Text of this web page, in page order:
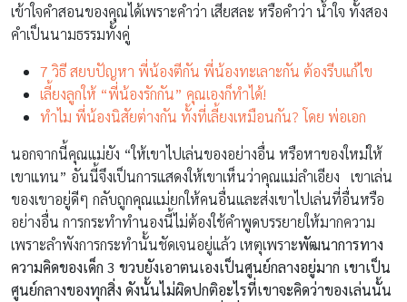
เข้าใจคำสอนของคุณได้เพราะคำว่า เสียสละ หรือคำว่า น้ำใจ ทั้งสอง
คำเป็นนามธรรมทั้งคู่
7 วิธี สยบปัญหา พี่น้องตีกัน พี่น้องทะเลาะกัน ต้องรีบแก้ไข
เลี้ยงลูกให้ “พี่น้องรักกัน” คุณเองก็ทำได้!
ทำไม พี่น้องนิสัยต่างกัน ทั้งที่เลี้ยงเหมือนกัน? โดย พ่อเอก
นอกจากนี้คุณแม่ยัง “ให้เขาไปเล่นของอย่างอื่น หรือหาของใหม่ให้
เขาแทน” อันนี้จึงเป็นการแสดงให้เขาเห็นว่าคุณแม่ลำเอียง เขาเล่น
ของเขาอยู่ดีๆ กลับถูกคุณแม่ยกให้คนอื่นและส่งเขาไปเล่นที่อื่นหรือ
อย่างอื่น การกระทำทำนองนี้ไม่ต้องใช้คำพูดบรรยายให้มากความ
เพราะลำพังการกระทำนั้นชัดเจนอยู่แล้ว เหตุเพราะพัฒนาการทาง
ความคิดของเด็ก 3 ขวบยังเอาตนเองเป็นศูนย์กลางอยู่มาก เขาเป็น
ศูนย์กลางของทุกสิ่ง ดังนั้นไม่ผิดปกติอะไรที่เขาจะคิดว่าของเล่นนั้น